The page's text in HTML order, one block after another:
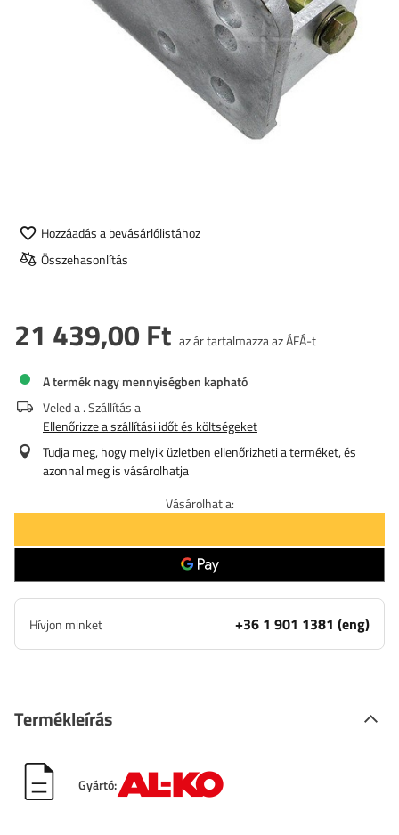
Hozzáadás a bevásárlólistához
Összehasonlítás
21 439,00 Ft az ár tartalmazza az ÁFÁ-t
A termék nagy mennyiségben kapható
Veled a. Szállítás a
Ellenőrizze a szállítási időt és költségeket
Tudja meg, hogy melyik üzletben ellenőrizheti a terméket, és
azonnal meg is vásárolhatja
Vásárolhat a:
Hívjon minket +36 1 901 1381 (eng)
Termékleírás
Gyártó: